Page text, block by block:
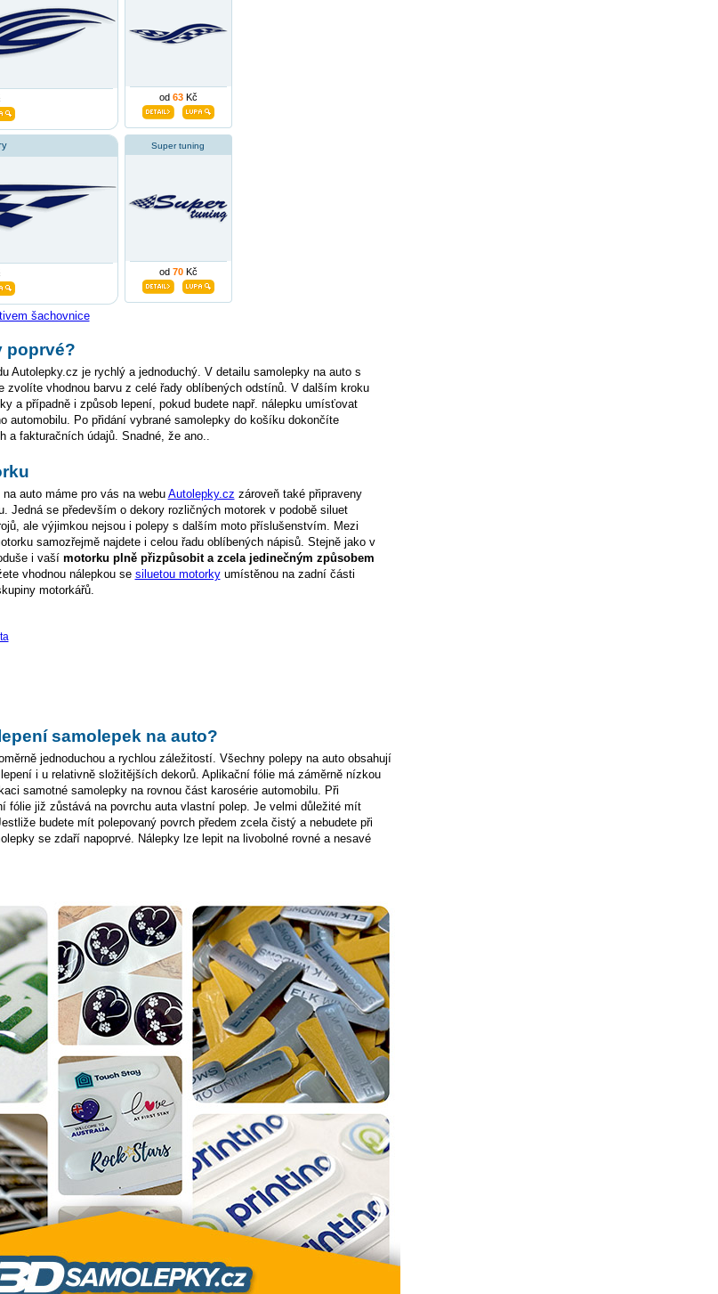
od 63Kč
Super tuning
od 70Kč
šachovnice
poprvé?
Autolepky.cz je rychlý a jednoduchý. V detailu samolepky na auto s
zvolíte vhodnou barvu z celé řady oblíbených odstínů. V dalším kroku
a případně i způsob lepení, pokud budete např. nálepku umísťovat
automobilu. Po přidání vybrané samolepky do košíku dokončíte
a fakturačních údajů. Snadné, že ano..
auto máme pro vás na webuAutolepky.cz zároveň také připraveny
Jedná se především o dekory rozličných motorek v podobě siluet
ale výjimkou nejsou i polepy s dalším moto příslušenstvím. Mezi
samozřejmě najdete i celou řadu oblíbených nápisů. Stejně jako v
i vaší motorku plně přizpůsobit a zcela jedinečným způsobem
vhodnou nálepkou se siluetou motorkyumístěnou na zadní části
motorkářů.
samolepek na auto?
jednoduchou a rychlou záležitostí. Všechny polepy na auto obsahují
i u relativně složitějších dekorů. Aplikační fólie má záměrně nízkou
samotné samolepky na rovnou část karosérie automobilu. Při
fólie již zůstává na povrchu auta vlastní polep. Je velmi důležité mít
budete mít polepovaný povrch předem zcela čistý a nebudete při
se zdaří napoprvé. Nálepky lze lepit na livobolné rovné a nesavé